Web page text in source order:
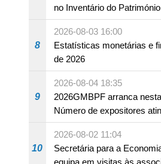
no Inventário do
8
2026-08-03 16:00
Estatísticas monetárias e
de 2026
9
2026-08-04 18:35
2026GMBPF arranca
Número de expositores
18 anos
10
2026-08-02 11:04
Secretária para a